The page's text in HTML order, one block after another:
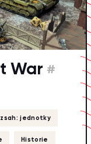
War #
jednotky
Historie